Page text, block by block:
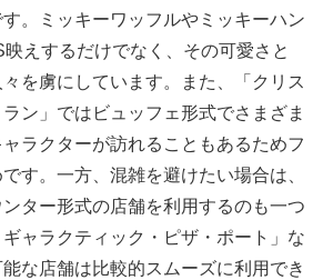
。ミッキーワッフルやミッキーハン
映えするだけでなく、その可愛さと
を虜にしています。また、「クリス
ン」ではビュッフェ形式でさまざま
ラクターが訪れることもあるためフ
す。一方、混雑を避けたい場合は、
ター形式の店舗を利用するのも一つ
ャラクティック・ピザ・ポート」な
な店舗は比較的スムーズに利用でき